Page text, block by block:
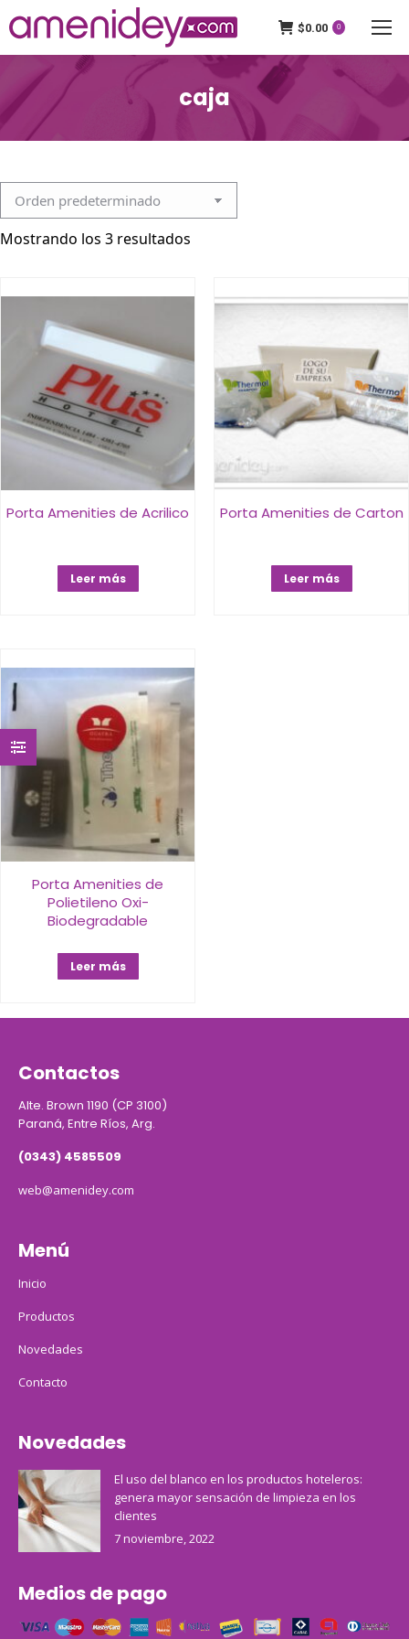
$0.00 0
caja
Mostrando los 3 resultados
Porta Amenities de Acrilico
Leer más
Porta Amenities de Carton
Leer más
Porta Amenities de
Polietileno Oxi-
Biodegradable
Leer más
Contactos
Alte. Brown 1190 (CP 3100)
Paraná, Entre Ríos, Arg.
(0343) 4585509
web@amenidey.com
Menú
Inicio
Productos
Novedades
Contacto
Novedades
El uso del blanco en los productos hoteleros:
genera mayor sensación de limpieza en los
clientes
7 noviembre, 2022
Medios de pago